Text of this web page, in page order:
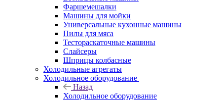
Фаршемешалки
Машины для мойки
Универсальные кухонные машины
Пилы для мяса
Тестораскаточные машины
Слайсеры
Шприцы колбасные
Холодильные агрегаты
Холодильное оборудование
Назад
Холодильное оборудование